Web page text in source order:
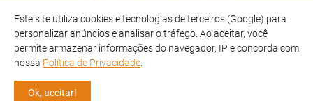
Início Sobre
Este site utiliza cookies e tecnologias de terceiros (Google) para
personalizar anúncios e analisar o tráfego. Ao aceitar, você
permite armazenar informações do navegador, IP e concorda com
nossa Política de Privacidade
Ok, aceitar!